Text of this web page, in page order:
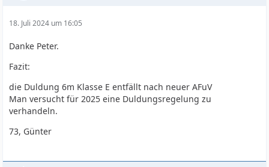
18. Juli 2024 um 16:05
Danke Peter.
Fazit:
die Duldung 6m Klasse E entfällt nach neuer AFuV
Man versucht für 2025 eine Duldungsregelung zu
verhandeln.
73, Günter